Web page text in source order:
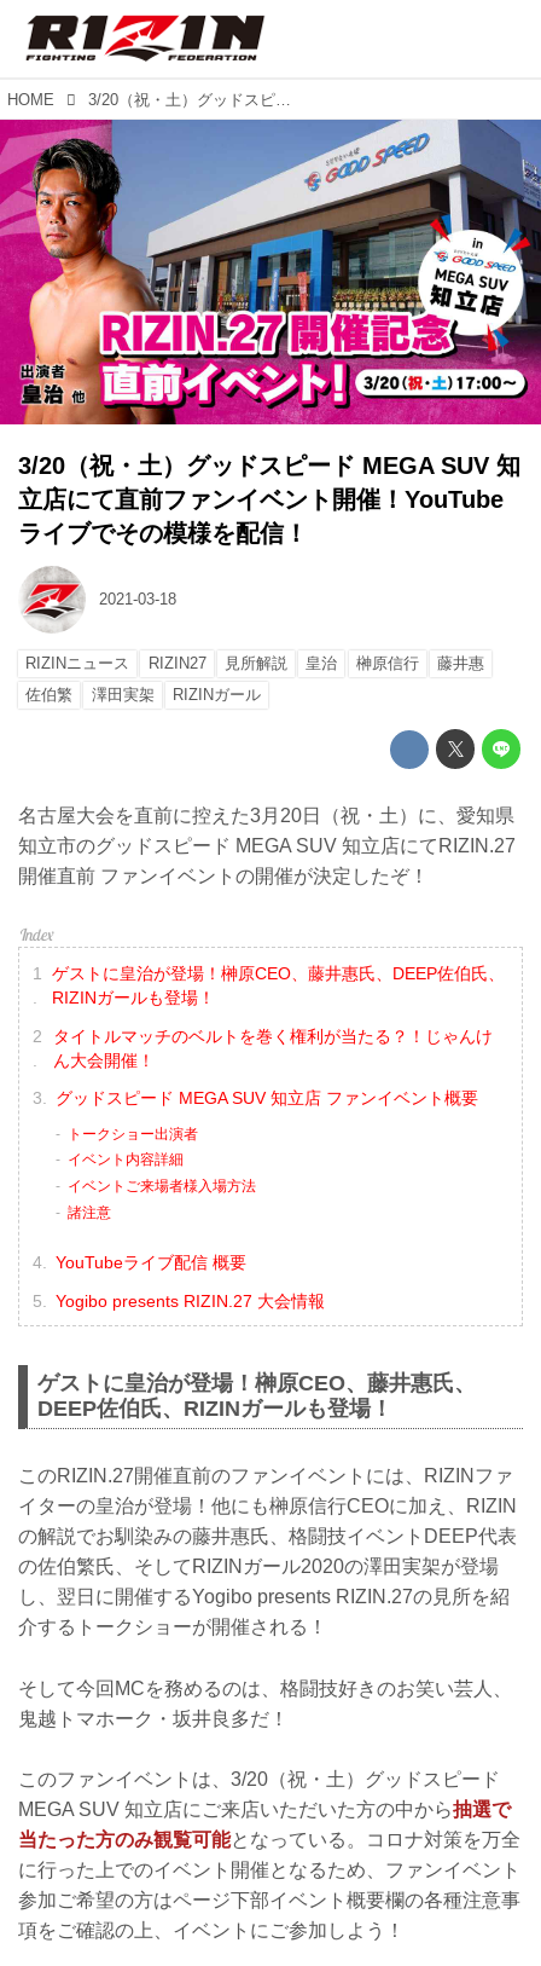
HOME 3/20（祝・土）グッドスピード MEGA SUV 知立店にて直前ファンイベント開催！YouTubeライブでその模様を配信！
3/20（祝・土）グッドスピード MEGA SUV 知
立店にて直前ファンイベント開催！YouTube
ライブでその模様を配信！
2021-03-18
RIZINニュース RIZIN27 見所解説 皇治 榊原信行
藤井惠
佐伯繁
澤田実架 RIZINガール
名古屋大会を直前に控えた3月20日（祝・土）に、愛知県
知立市のグッドスピード MEGA SUV 知立店にてRIZIN.27
開催直前 ファンイベントの開催が決定したぞ！
ゲストに皇治が登場！榊原CEO、藤井惠氏、DEEP佐伯氏、
RIZINガールも登場！
タイトルマッチのベルトを巻く権利が当たる？！じゃんけ
ん大会開催！
グッドスピード MEGA SUV 知立店 ファンイベント概要
トークショー出演者
イベント内容詳細
イベントご来場者様入場方法
諸注意
YouTubeライブ配信 概要
Yogibo presents RIZIN.27 大会情報
ゲストに皇治が登場！榊原CEO、藤井惠氏、
DEEP佐伯氏、RIZINガールも登場！
このRIZIN.27開催直前のファンイベントには、RIZINファ
イターの皇治が登場！他にも榊原信行CEOに加え、RIZIN
の解説でお馴染みの藤井惠氏、格闘技イベントDEEP代表
の佐伯繁氏、そしてRIZINガール2020の澤田実架が登場
し、翌日に開催するYogibo presents RIZIN.27の見所を紹
介するトークショーが開催される！
そして今回MCを務めるのは、格闘技好きのお笑い芸人、
鬼越トマホーク・坂井良多だ！
このファンイベントは、3/20（祝・土）グッドスピード
MEGA SUV 知立店にご来店いただいた方の中から抽選で
当たった方のみ観覧可能となっている。コロナ対策を万全
に行った上でのイベント開催となるため、ファンイベント
参加ご希望の方はページ下部イベント概要欄の各種注意事
項をご確認の上、イベントにご参加しよう！